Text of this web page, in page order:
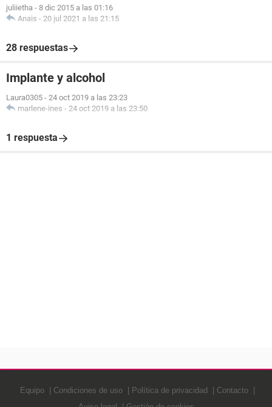
juliietha - 8 dic 2015 a las 01:16
Anais - 20 jul 2021 a las 21:15
28 respuestas
Implante y alcohol
Laura0305 - 24 oct 2019 a las 23:23
marlene-ines - 24 oct 2019 a las 23:50
1 respuesta
Equipo Condiciones de uso Política de privacidad
Contacto